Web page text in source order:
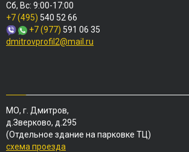
Сб, Вс: 9:00-17:00
+7 (495) 540 52 66
+7 (977) 591 06 35
dmitrovprofil2@mail.ru
МО, г. Дмитров,
д.Зверково, д.295
(Отдельное здание на парковке ТЦ)
схема проезда